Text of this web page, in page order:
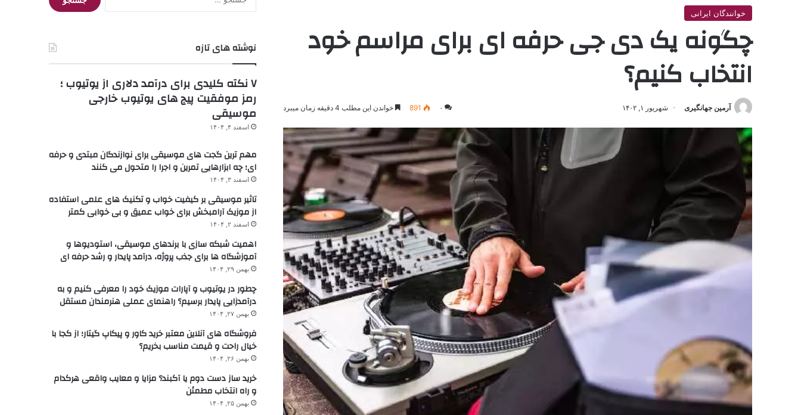
خوانندگان ایرانی
چگونه یک دی جی حرفه ای برای مراسم خود
انتخاب کنیم؟
آرمین جهانگیری شهریور ۱, ۱۴۰۲ ۰ 891 خواندن این مطلب 4 دقیقه زمان میبرد
برای:
نوشته های تازه
۷ نکته کلیدی برای درآمد دلاری از یوتیوب ؛
رمز موفقیت پیج های یوتیوب خارجی
موسیقی
اسفند ۴, ۱۴۰۴
مهم ترین گجت های موسیقی برای نوازندگان مبتدی و حرفه
ای؛ چه ابزارهایی تمرین و اجرا را متحول می کنند
اسفند ۳, ۱۴۰۴
تاثیر موسیقی بر کیفیت خواب و تکنیک های علمی استفاده
از موزیک آرامبخش برای خواب عمیق و بی خوابی کمتر
اسفند ۲, ۱۴۰۴
اهمیت شبکه سازی با برندهای موسیقی، استودیوها و
آموزشگاه ها برای جذب پروژه، درآمد پایدار و رشد حرفه ای
بهمن ۲۹, ۱۴۰۴
چطور در یوتیوب و آپارات موزیک خود را معرفی کنیم و به
درآمدزایی پایدار برسیم؟ راهنمای عملی هنرمندان مستقل
بهمن ۲۷, ۱۴۰۴
فروشگاه های آنلاین معتبر خرید کاور و پیکاپ گیتار؛ از کجا با
خیال راحت و قیمت مناسب بخریم؟
بهمن ۲۶, ۱۴۰۴
خرید ساز دست دوم یا آکبند؟ مزایا و معایب واقعی هرکدام
و راه انتخاب مطمئن
بهمن ۲۵, ۱۴۰۴